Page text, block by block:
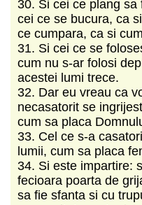
30. Si cei ce plang sa
cei ce se bucura, ca
ce cumpara, ca si
31. Si cei ce se
cum nu s-ar folosi
acestei lumi trece.
32. Dar eu vreau ca
necasatorit se
cum sa placa
33. Cel ce s-a
lumii, cum sa placa
34. Si este impartire:
fecioara poarta de
sa fie sfanta si cu